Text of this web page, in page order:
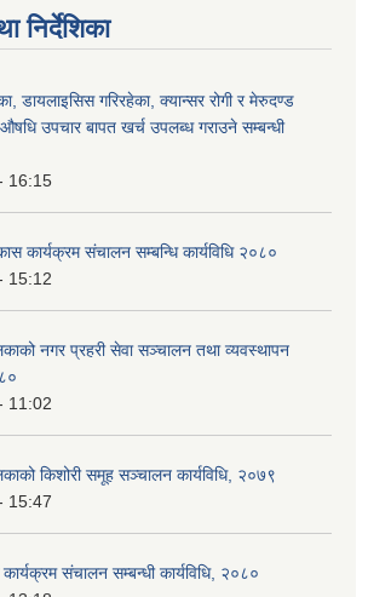
निर्देशिका
डायलाइसिस गरिरहेका, क्यान्सर रोगी र मेरुदण्‍ड
‍औषधि उपचार बापत खर्च उपलब्ध गराउने सम्बन्धी
16:15
कार्यक्रम संचालन सम्बन्धि कार्यविधि २०८०
15:12
नगर प्रहरी सेवा सञ्‍चालन तथा व्‍यवस्‍थापन
11:02
किशोरी समूह सञ्‍चालन कार्यविधि, २०७९
15:47
संचालन सम्बन्धी कार्यविधि, २०८०